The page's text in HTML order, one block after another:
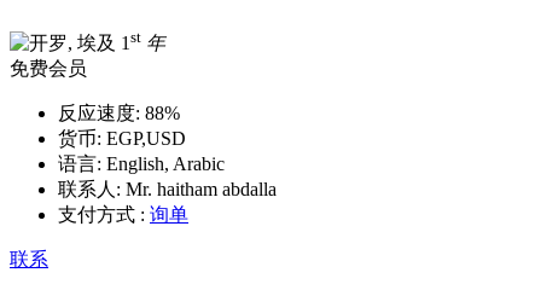
1 st 年
免费会员
反应速度: 88%
货币: EGP,USD
语言: English, Arabic
联系人: Mr. haitham abdalla
支付方式 : 询单
联系